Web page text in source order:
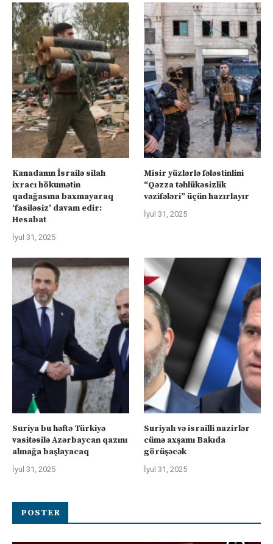
Kanadanın İsrailə silah
ixracı hökumətin
qadağasına baxmayaraq
‘fasiləsiz’ davam edir:
Hesabat
İyul 31, 2025
Misir yüzlərlə fələstinlini
“Qəzza təhlükəsizlik
vəzifələri” üçün hazırlayır
İyul 31, 2025
Suriya bu həftə Türkiyə
vasitəsilə Azərbaycan qazını
almağa başlayacaq
İyul 31, 2025
Suriyalı və israilli nazirlər
cümə axşamı Bakıda
görüşəcək
İyul 31, 2025
POSTER